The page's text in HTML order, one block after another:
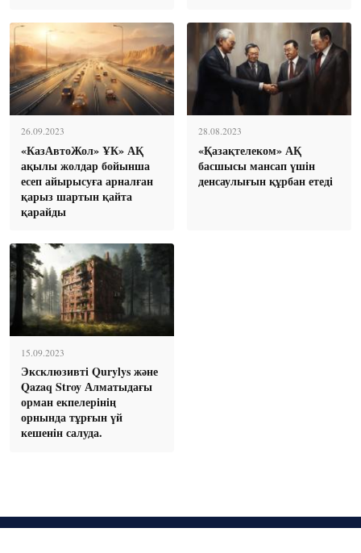
26.09.2023
«КазАвтоЖол» ҰК» АҚ
ақылы жолдар бойынша
есеп айырысуға арналған
қарыз шартын қайта
қарайды
28.08.2023
«Қазақтелеком» АҚ
басшысы мансап үшін
денсаулығын құрбан етеді
15.09.2023
Эксклюзивті Qurylys және
Qazaq Stroy Алматыдағы
орман екпелерінің
орнында тұрғын үй
кешенін салуда.